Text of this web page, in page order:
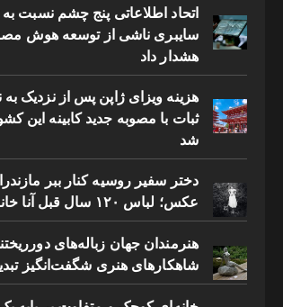
اتحاد اطلاعاتی پنج چشم نسبت به
سایبری ناشی از توسعه هوش
هشدار داد
هزینه ویزای ژاپن پس از نزدیک
شد
دختر سفیر روسیه کنار ببر
عکس؛ لباس ۱۲۰ سال قبل آنا خانم را ببینید
هنرمندان جهان زباله‌های
شاهکارهای هنری شگفت‌انگیز